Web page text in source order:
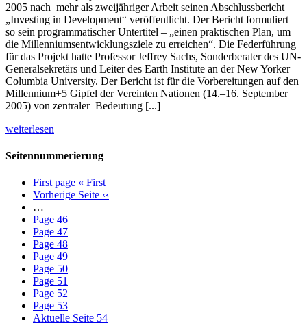
2005 nach mehr als zweijähriger Arbeit seinen Abschlussbericht
„Investing in Development“ veröffentlicht. Der Bericht formuliert –
so sein programmatischer Untertitel – „einen praktischen Plan, um
die Millenniumsentwicklungsziele zu erreichen“. Die Federführung
für das Projekt hatte Professor Jeffrey Sachs, Sonderberater des UN-
Generalsekretärs und Leiter des Earth Institute an der New Yorker
Columbia University. Der Bericht ist für die Vorbereitungen auf den
Millennium+5 Gipfel der Vereinten Nationen (14.–16. September
2005) von zentraler Bedeutung [...]
weiterlesen
Seitennummerierung
First page « First
Vorherige Seite ‹‹
…
Page 46
Page 47
Page 48
Page 49
Page 50
Page 51
Page 52
Page 53
Aktuelle Seite 54